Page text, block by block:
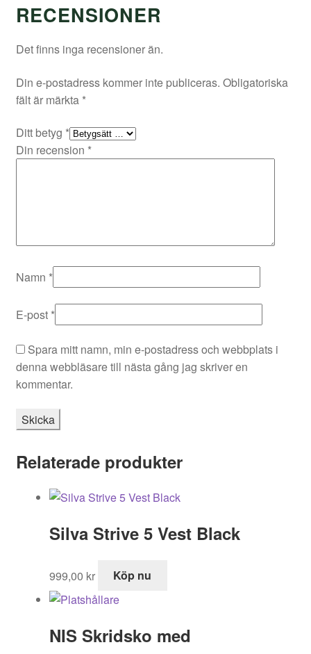
RECENSIONER
Det finns inga recensioner än.
Din e-postadress kommer inte publiceras. Obligatoriska
fält är märkta *
Ditt betyg *
Din recension *
Namn *
E-post *
Spara mitt namn, min e-postadress och webbplats i
denna webbläsare till nästa gång jag skriver en
kommentar.
Relaterade produkter
Silva Strive 5 Vest Black
999,00 kr Köp nu
NIS Skridsko med